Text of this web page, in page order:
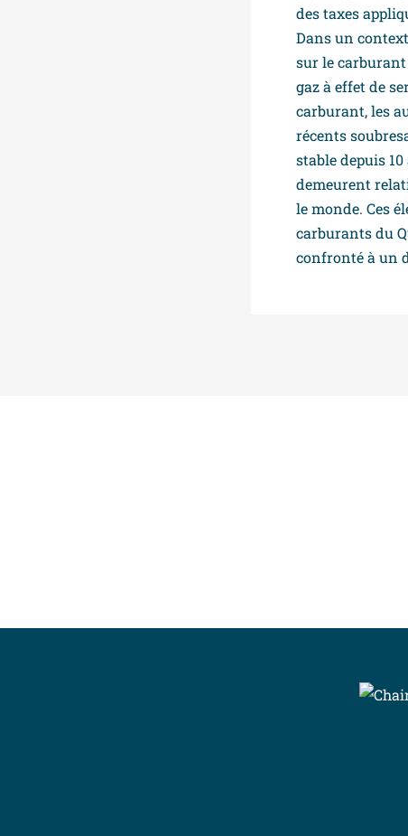
des taxes
Dans un
sur le
gaz à effet de
carburant, les
récents
stable depuis
demeurent
le monde. Ces
carburants du
confronté à un